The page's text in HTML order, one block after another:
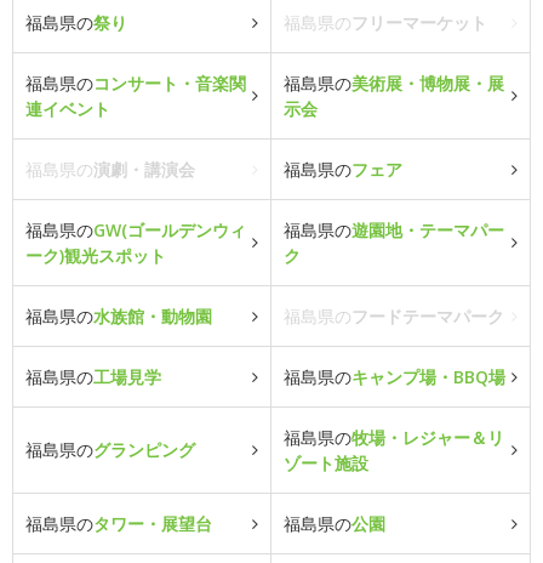
福島県の祭り 福島県のフリーマーケット
福島県のコンサート・音楽関
連イベント
福島県の美術展・博物展・展
示会
福島県の演劇・講演会 福島県のフェア
福島県のGW(ゴールデンウィ
ーク)観光スポット
福島県の遊園地・テーマパー
ク
福島県の水族館・動物園 福島県のフードテーマパーク
福島県の工場見学 福島県のキャンプ場・BBQ場
福島県のグランピング
福島県の牧場・レジャー＆リ
ゾート施設
福島県のタワー・展望台 福島県の公園